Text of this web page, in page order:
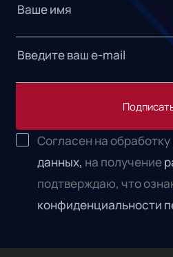
Согласен на обработку
данных, на получение
подтверждаю, что
конфиденциальности